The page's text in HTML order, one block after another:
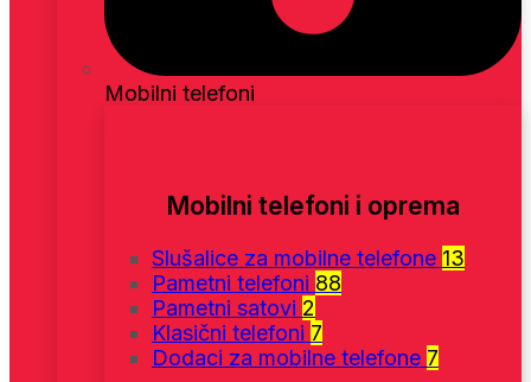
Mobilni telefoni
Mobilni telefoni i oprema
Slušalice za mobilne telefone 13
Pametni telefoni 88
Pametni satovi 2
Klasični telefoni 7
Dodaci za mobilne telefone 7